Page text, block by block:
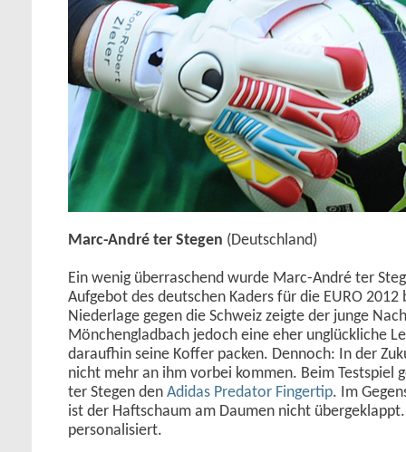
Marc-André ter Stegen (Deutschland)
Ein wenig überraschend wurde Marc-André ter
Aufgebot des deutschen Kaders für die EURO
Niederlage gegen die Schweiz zeigte der junge
Mönchengladbach jedoch eine eher unglückliche
daraufhin seine Koffer packen. Dennoch: In der
nicht mehr an ihm vorbei kommen. Beim Testspiel
ter Stegen den Adidas Predator Fingertip. Im
ist der Haftschaum am Daumen nicht
personalisiert.